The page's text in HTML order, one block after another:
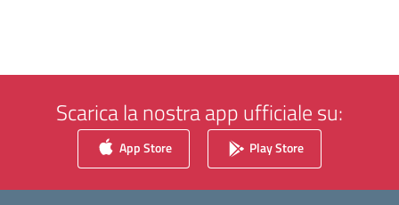
Scarica la nostra app ufficiale su:
App Store Play Store